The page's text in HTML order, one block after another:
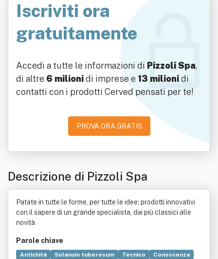
Iscriviti ora
gratuitamente
Accedi a tutte le informazioni di Pizzoli Spa,
di altre 6 milionidi imprese e 13 milionidi
contatti con i prodotti Cerved pensati per te!
PROVA ORA GRATIS
Descrizione di Pizzoli Spa
Patate in tutte le forme, per tutte le idee: prodotti innovativi
con il sapere di un grande specialista, dai più classici alle
novità
Parole chiave
Antichità Solanum tuberosum Tecnico
Conoscenza